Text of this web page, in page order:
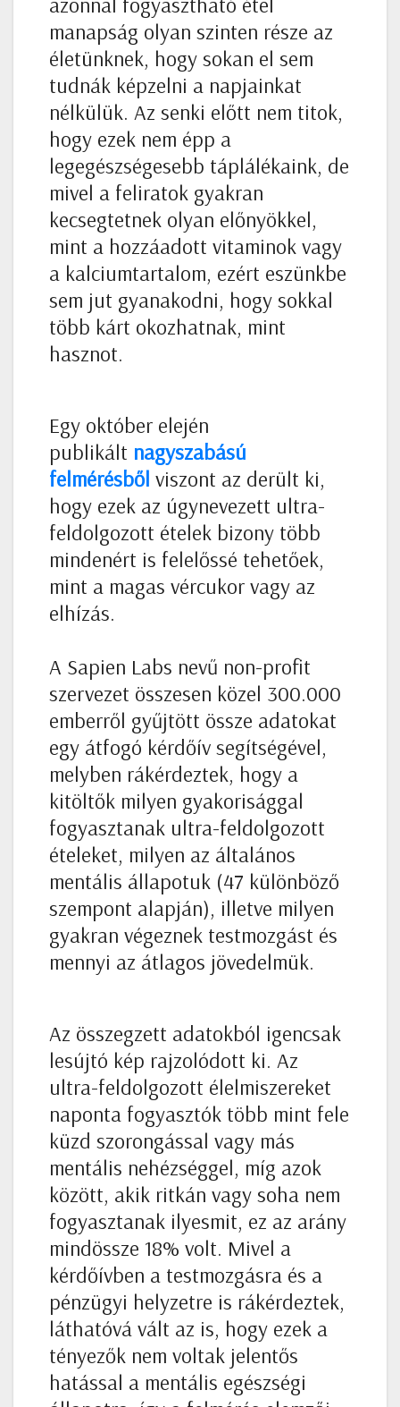
manapság olyan szinten része az
életünknek, hogy sokan el sem
tudnák képzelni a napjainkat
nélkülük. Az senki előtt nem titok,
hogy ezek nem épp a
legegészségesebb táplálékaink, de
mivel a feliratok gyakran
kecsegtetnek olyan előnyökkel,
mint a hozzáadott vitaminok vagy
a kalciumtartalom, ezért eszünkbe
sem jut gyanakodni, hogy sokkal
több kárt okozhatnak, mint
hasznot.
Egy október elején
publikált nagyszabású
felmérésből viszont az derült ki,
hogy ezek az úgynevezett ultra-
feldolgozott ételek bizony több
mindenért is felelőssé tehetőek,
mint a magas vércukor vagy az
elhízás.
A Sapien Labs nevű non-profit
szervezet összesen közel 300.000
emberről gyűjtött össze adatokat
egy átfogó kérdőív segítségével,
melyben rákérdeztek, hogy a
kitöltők milyen gyakorisággal
fogyasztanak ultra-feldolgozott
ételeket, milyen az általános
mentális állapotuk (47 különböző
szempont alapján), illetve milyen
gyakran végeznek testmozgást és
mennyi az átlagos jövedelmük.
Az összegzett adatokból igencsak
lesújtó kép rajzolódott ki. Az
ultra-feldolgozott élelmiszereket
naponta fogyasztók több mint fele
küzd szorongással vagy más
mentális nehézséggel, míg azok
között, akik ritkán vagy soha nem
fogyasztanak ilyesmit, ez az arány
mindössze 18% volt. Mivel a
kérdőívben a testmozgásra és a
pénzügyi helyzetre is rákérdeztek,
láthatóvá vált az is, hogy ezek a
tényezők nem voltak jelentős
hatással a mentális egészségi